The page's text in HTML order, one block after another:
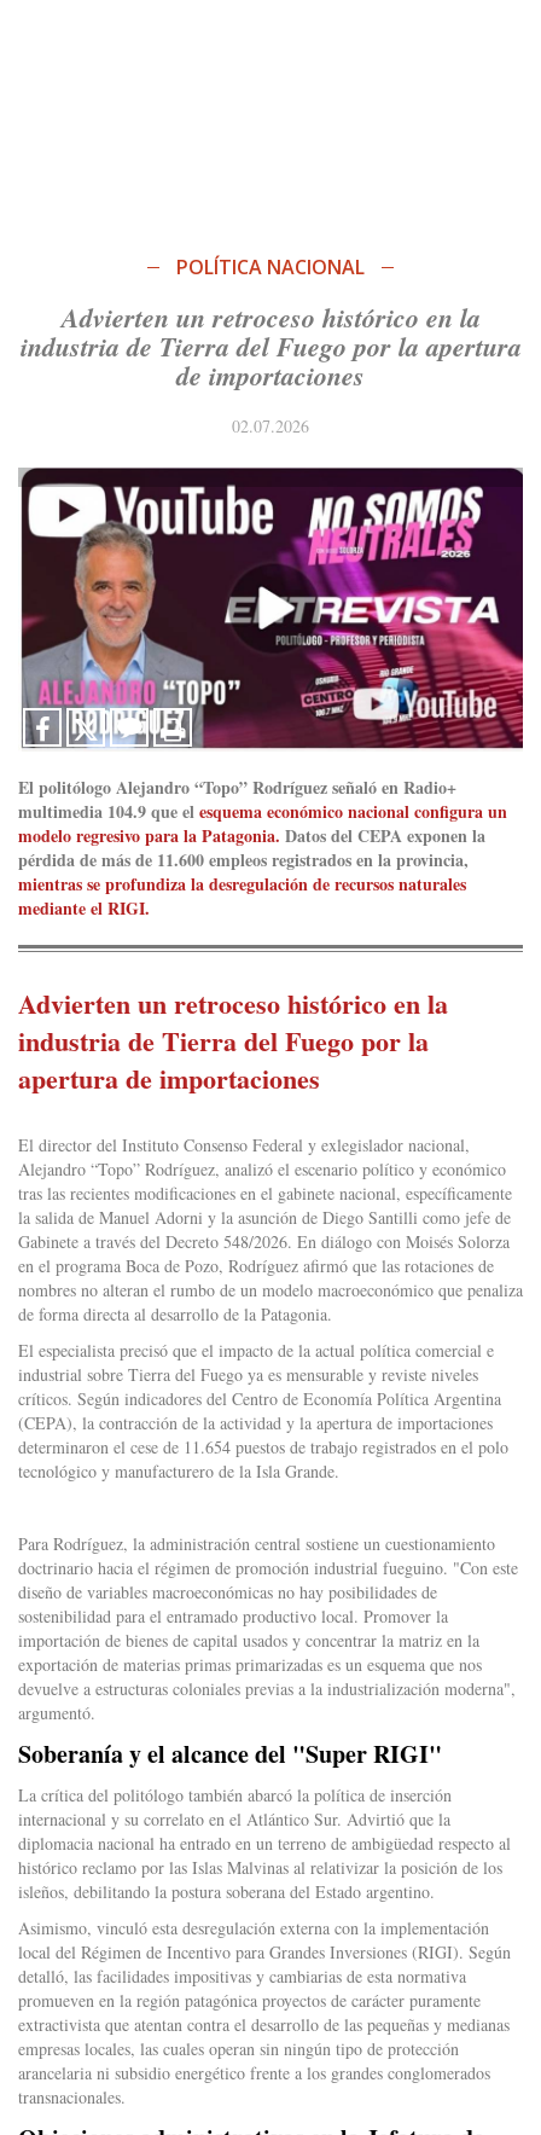
POLÍTICA NACIONAL
Advierten un retroceso histórico en la
industria de Tierra del Fuego por la apertura
de importaciones
02.07.2026
El politólogoAlejandro “Topo” Rodríguezseñaló enRadio+
multimedia 104.9que elesquema económico nacional configura un
modelo regresivo para la Patagonia. Datos delCEPAexponen la
pérdida de más de 11.600 empleos registrados en la provincia,
mientras se profundiza la desregulación de recursos naturales
mediante el RIGI.
Advierten un retroceso histórico en la
industria de Tierra del Fuego por la
apertura de importaciones
El director del Instituto Consenso Federal y exlegislador nacional,
Alejandro “Topo” Rodríguez, analizó el escenario político y económico
tras las recientes modificaciones en el gabinete nacional, específicamente
la salida de Manuel Adorni y la asunción de Diego Santilli como jefe de
Gabinete a través del Decreto 548/2026. En diálogo con Moisés Solorza
en el programa Boca de Pozo, Rodríguez afirmó que las rotaciones de
nombres no alteran el rumbo de un modelo macroeconómico que penaliza
de forma directa al desarrollo de la Patagonia.
El especialista precisó que el impacto de la actual política comercial e
industrial sobre Tierra del Fuego ya es mensurable y reviste niveles
críticos. Según indicadores del Centro de Economía Política Argentina
(CEPA), la contracción de la actividad y la apertura de importaciones
determinaron el cese de 11.654 puestos de trabajo registrados en el polo
tecnológico y manufacturero de la Isla Grande.
Para Rodríguez, la administración central sostiene un cuestionamiento
doctrinario hacia el régimen de promoción industrial fueguino. "Con este
diseño de variables macroeconómicas no hay posibilidades de
sostenibilidad para el entramado productivo local. Promover la
importación de bienes de capital usados y concentrar la matriz en la
exportación de materias primas primarizadas es un esquema que nos
devuelve a estructuras coloniales previas a la industrialización moderna",
argumentó.
Soberanía y el alcance del "Super RIGI"
La crítica del politólogo también abarcó la política de inserción
internacional y su correlato en el Atlántico Sur. Advirtió que la
diplomacia nacional ha entrado en un terreno de ambigüedad respecto al
histórico reclamo por las Islas Malvinas al relativizar la posición de los
isleños, debilitando la postura soberana del Estado argentino.
Asimismo, vinculó esta desregulación externa con la implementación
local del Régimen de Incentivo para Grandes Inversiones (RIGI). Según
detalló, las facilidades impositivas y cambiarias de esta normativa
promueven en la región patagónica proyectos de carácter puramente
extractivista que atentan contra el desarrollo de las pequeñas y medianas
empresas locales, las cuales operan sin ningún tipo de protección
arancelaria ni subsidio energético frente a los grandes conglomerados
transnacionales.